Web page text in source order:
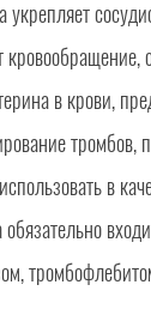
кровообращение,
в крови,
тромбов,
в